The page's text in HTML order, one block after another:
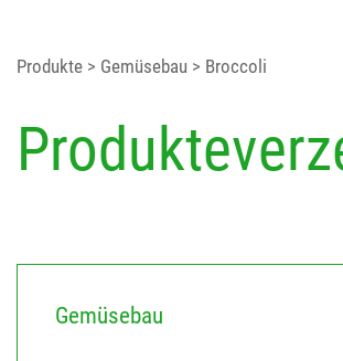
Produkte > Gemüsebau > Broccoli
Gemüsebau